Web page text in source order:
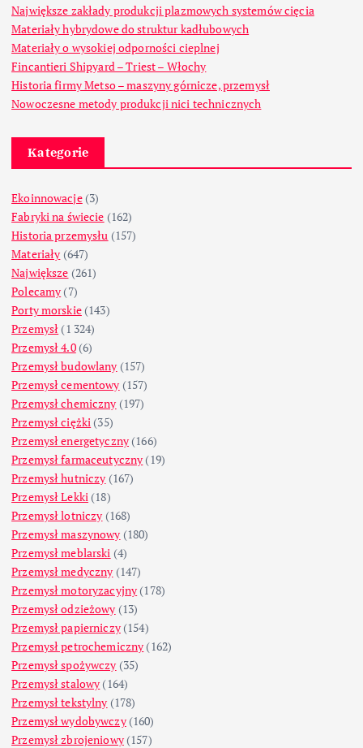
Największe zakłady produkcji plazmowych systemów cięcia
Materiały hybrydowe do struktur kadłubowych
Materiały o wysokiej odporności cieplnej
Fincantieri Shipyard – Triest – Włochy
Historia firmy Metso – maszyny górnicze, przemysł
Nowoczesne metody produkcji nici technicznych
Kategorie
Ekoinnowacje(3)
Fabryki na świecie (162)
Historia przemysłu (157)
Materiały (647)
Największe (261)
Polecamy (7)
Porty morskie(143)
Przemysł (1 324)
Przemysł 4.0(6)
Przemysł budowlany (157)
Przemysł cementowy (157)
Przemysł chemiczny (197)
Przemysł ciężki (35)
Przemysł energetyczny (166)
Przemysł farmaceutyczny (19)
Przemysł hutniczy (167)
Przemysł Lekki (18)
Przemysł lotniczy (168)
Przemysł maszynowy (180)
Przemysł meblarski (4)
Przemysł medyczny (147)
Przemysł motoryzacyjny (178)
Przemysł odzieżowy (13)
Przemysł papierniczy(154)
Przemysł petrochemiczny (162)
Przemysł spożywczy (35)
Przemysł stalowy (164)
Przemysł tekstylny (178)
Przemysł wydobywczy(160)
Przemysł zbrojeniowy(157)